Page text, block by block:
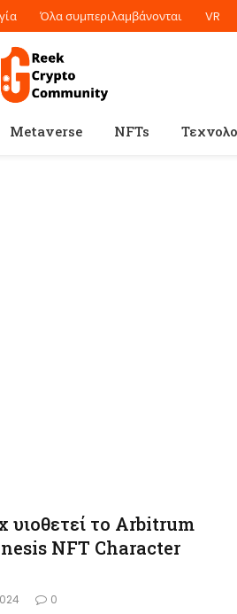
Όλα συμπεριλαμβάνονται VR
Metaverse NFTs
υιοθετεί το Arbitrum
NFT Character
0